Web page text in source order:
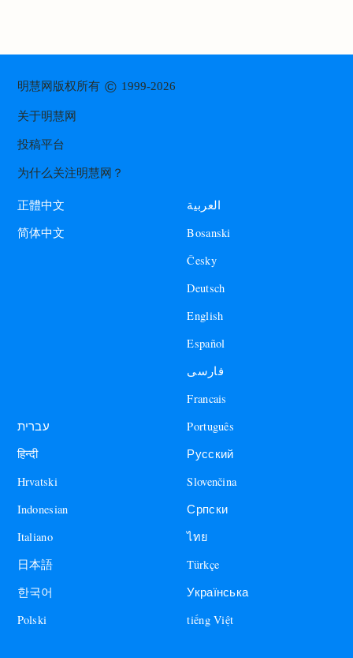
明慧网版权所有© 1999-2026
关于明慧网
投稿平台
为什么关注明慧网？
正體中文
简体中文
العربية
Bosanski
Česky
Deutsch
English
Español
فارسی
Francais
עברית
हिन्दी
Hrvatski
Indonesian
Italiano
日本語
한국어
Polski
Português
Русский
Slovenčina
Српски
ไทย
Türkçe
Українська
tiếng Việt